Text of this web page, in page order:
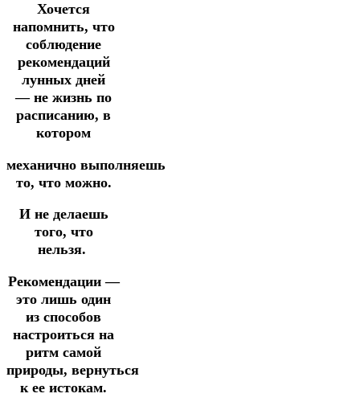
Хочется
напомнить, что
соблюдение
рекомендаций
лунных дней
— не жизнь по
расписанию, в
котором
механично выполняешь
то, что можно.
И не делаешь
того, что
нельзя.
Рекомендации —
это лишь один
из способов
настроиться на
ритм самой
природы, вернуться
к ее истокам.